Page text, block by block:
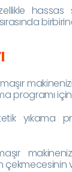
hassas
programı
yıkama